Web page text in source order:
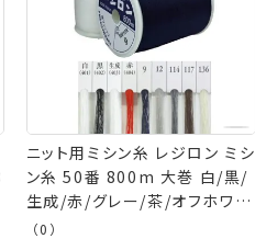
ニット用ミシン糸 レジロン ミシ
ン糸 50番 800m 大巻 白/黒/
生成/赤/グレー/茶/オフホワイ
ト フジックス fjx 手芸の山久
（0）